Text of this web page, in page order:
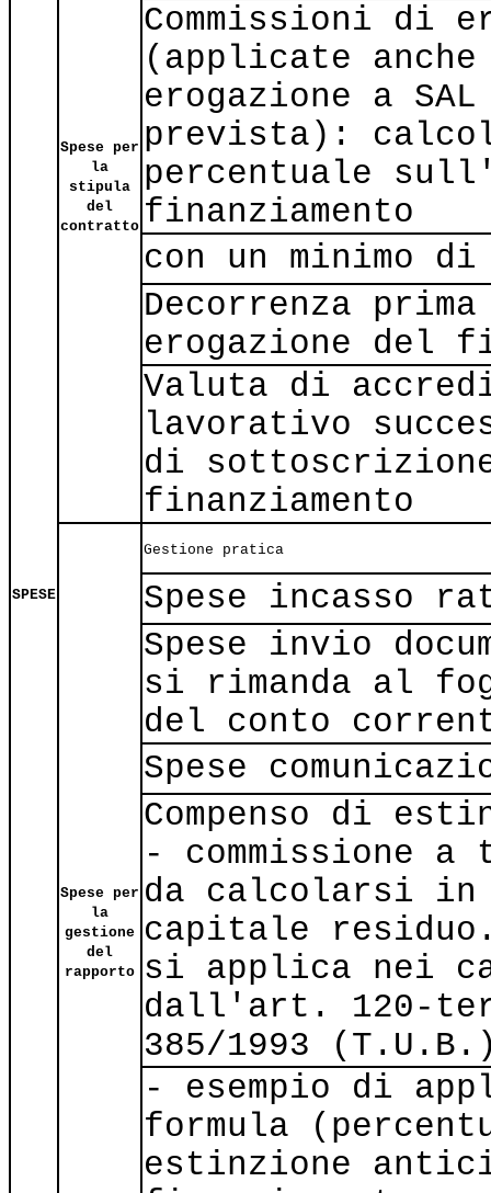
SPESE
Spese per
la
stipula
del
contratto
Commissioni di
(applicate
erogazione a
prevista):
percentuale
finanziamento
con un minimo di
Decorrenza
erogazione del
Valuta di
lavorativo
di
finanziamento
Spese per
la
gestione
del
rapporto
Gestione pratica
Spese incasso
Spese invio
si rimanda al
del conto
Spese
Compenso di
- commissione
da calcolarsi in
capitale
si applica nei
dall'art. 120-
385/1993
- esempio di
formula
estinzione